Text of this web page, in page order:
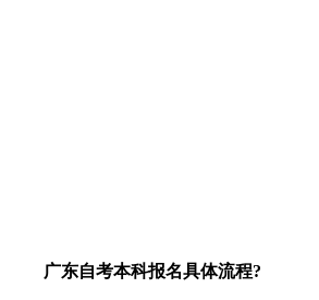
广东自考本科报名具体流程?